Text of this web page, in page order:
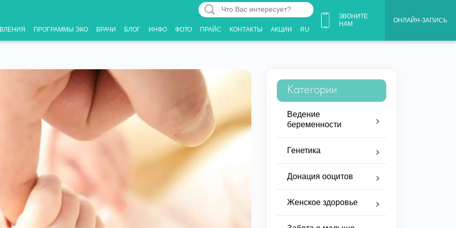
ПРОГРАММЫ ЭКО ВРАЧИ БЛОГ ИНФО ФОТО ПРАЙС КОНТАКТЫ АКЦИИ RU
Что
Вас
интересует?
ЗВОНИТЕ
НАМ
ОНЛАЙН-ЗАПИСЬ
Категории
Ведение
беременности
Генетика
Донация ооцитов
Женское здоровье